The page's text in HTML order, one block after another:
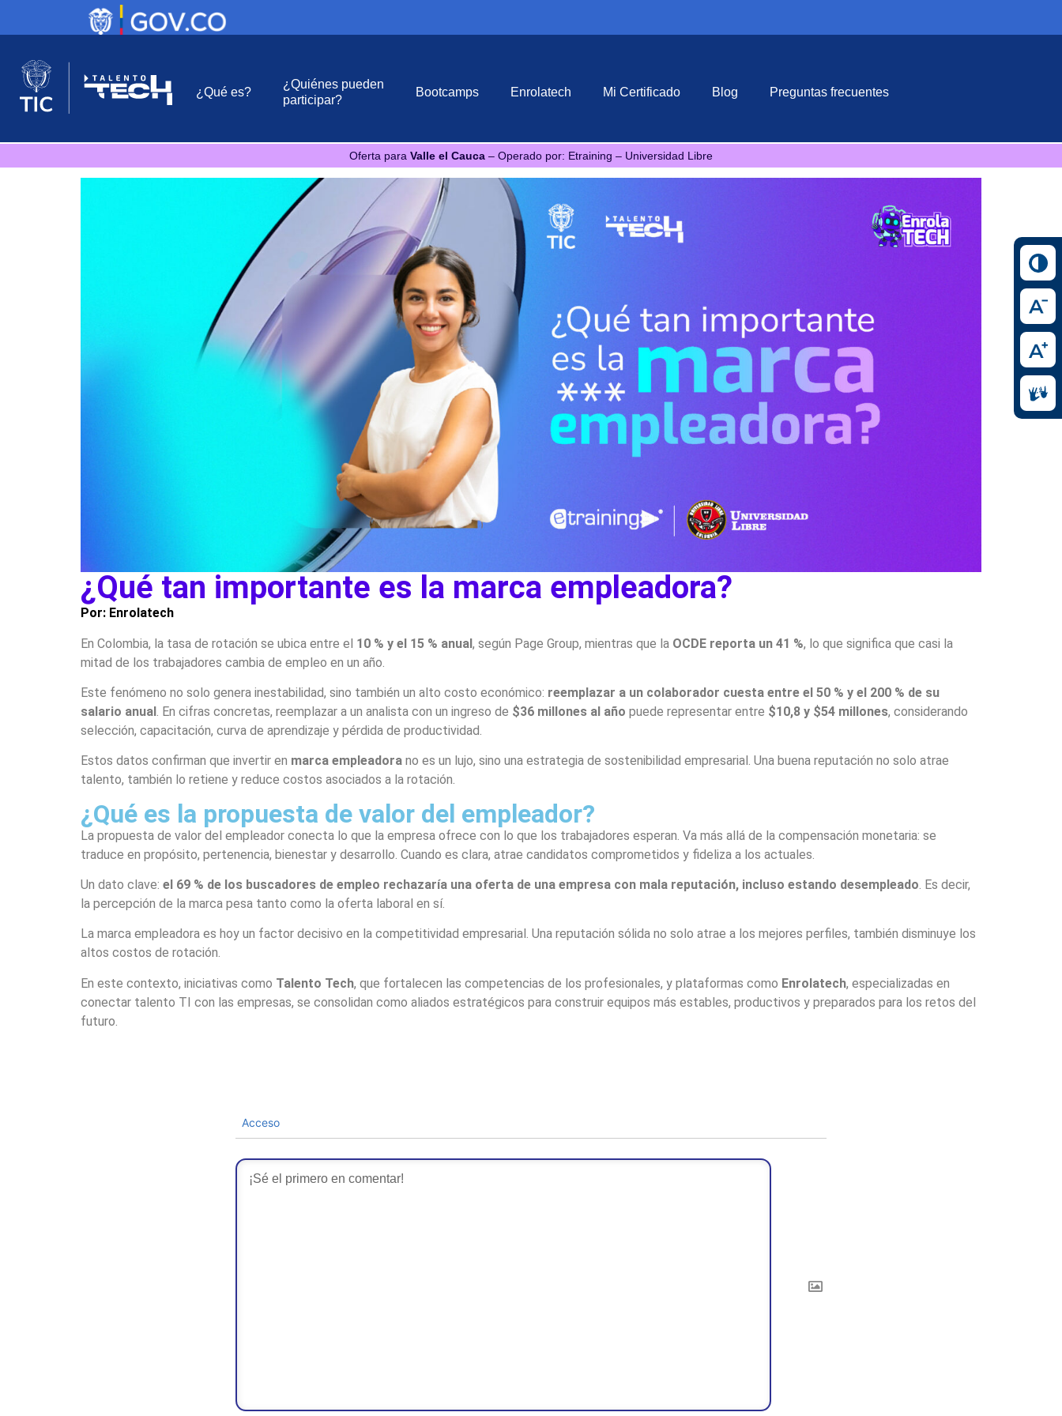
¿Qué es?
¿Quiénes pueden
participar?
Bootcamps Enrolatech Mi Certificado Blog Preguntas frecuentes
Oferta para Valle el Cauca – Operado por: Etraining – Universidad Libre
¿Qué tan importante es la marca empleadora?
Por: Enrolatech
En Colombia, la tasa de rotación se ubica entre el 10 % y el 15 % anual, según Page Group, mientras que la OCDE reporta un 41 %, lo que significa que casi la
mitad de los trabajadores cambia de empleo en un año.
Este fenómeno no solo genera inestabilidad, sino también un alto costo económico: reemplazar a un colaborador cuesta entre el 50 % y el 200 % de su
salario anual. En cifras concretas, reemplazar a un analista con un ingreso de $36 millones al año puede representar entre $10,8 y $54 millones, considerando
selección, capacitación, curva de aprendizaje y pérdida de productividad.
Estos datos confirman que invertir en marca empleadora no es un lujo, sino una estrategia de sostenibilidad empresarial. Una buena reputación no solo atrae
talento, también lo retiene y reduce costos asociados a la rotación.
¿Qué es la propuesta de valor del empleador?
La propuesta de valor del empleador conecta lo que la empresa ofrece con lo que los trabajadores esperan. Va más allá de la compensación monetaria: se
traduce en propósito, pertenencia, bienestar y desarrollo. Cuando es clara, atrae candidatos comprometidos y fideliza a los actuales.
Un dato clave: el 69 % de los buscadores de empleo rechazaría una oferta de una empresa con mala reputación, incluso estando desempleado. Es decir,
la percepción de la marca pesa tanto como la oferta laboral en sí.
La marca empleadora es hoy un factor decisivo en la competitividad empresarial. Una reputación sólida no solo atrae a los mejores perfiles, también disminuye los
altos costos de rotación.
En este contexto, iniciativas como Talento Tech, que fortalecen las competencias de los profesionales, y plataformas como Enrolatech, especializadas en
conectar talento TI con las empresas, se consolidan como aliados estratégicos para construir equipos más estables, productivos y preparados para los retos del
futuro.
Acceso